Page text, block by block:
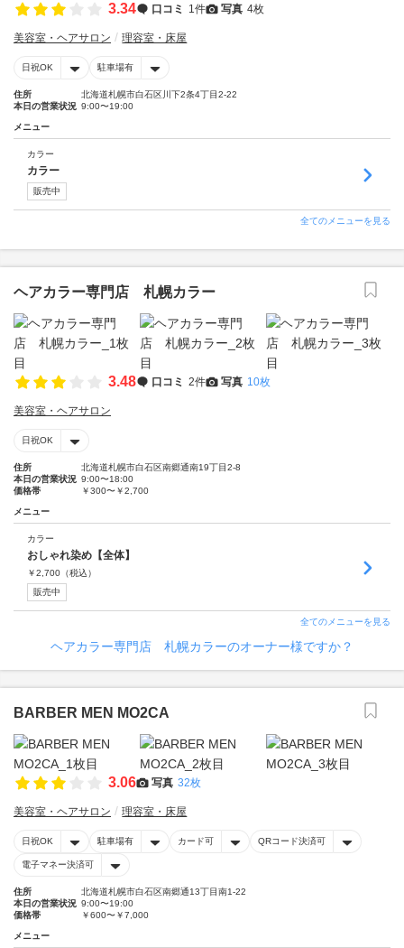
3.34 口コミ 1件 写真 4枚
美容室・ヘアサロン 理容室・床屋
日祝OK 駐車場有
住所
北海道札幌市白石区川下2条4丁目2-22
本日の営業状況 9:00〜19:00
メニュー
カラー
カラー
販売中
全てのメニューを見る
ヘアカラー専門店 札幌カラー
3.48 口コミ 2件 写真 10枚
美容室・ヘアサロン
日祝OK
住所
北海道札幌市白石区南郷通南19丁目2-8
本日の営業状況 9:00〜18:00
価格帯
￥300〜￥2,700
メニュー
カラー
おしゃれ染め【全体】
￥2,700 （税込）
販売中
全てのメニューを見る
ヘアカラー専門店 札幌カラーのオーナー様ですか？
BARBER MEN MO2CA
3.06 写真 32枚
美容室・ヘアサロン 理容室・床屋
日祝OK 駐車場有 カード可 QRコード決済可
電子マネー決済可
住所
北海道札幌市白石区南郷通13丁目南1-22
本日の営業状況 9:00〜19:00
価格帯
￥600〜￥7,000
メニュー